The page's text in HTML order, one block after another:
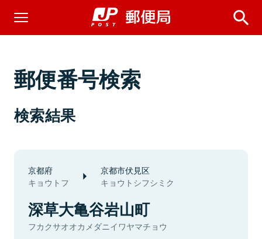
郵便番号検索
検索結果
京都府
キョウトフ
京都市伏見区
キョウトシフシミク
深草大亀谷岩山町
フカクサオオカメダニイワヤマチョウ